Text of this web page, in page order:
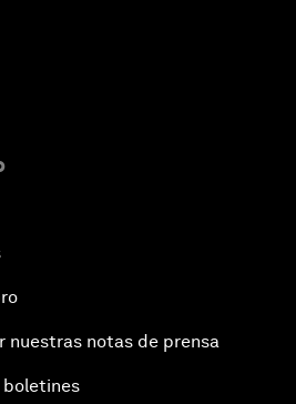
nuestras notas de prensa
boletines